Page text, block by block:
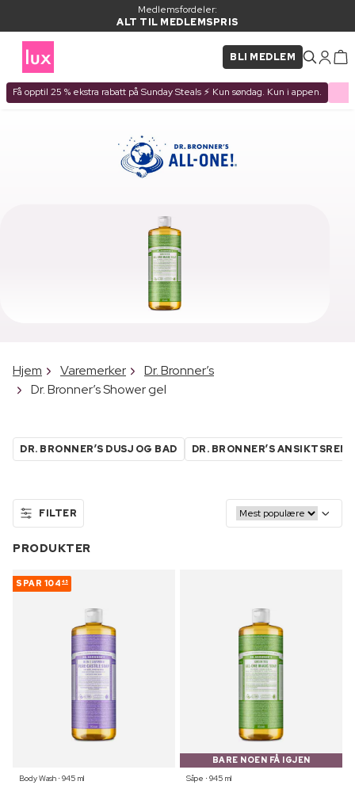
Medlemsfordeler:
ALT TIL MEDLEMSPRIS
BLI MEDLEM
Få opptil 25 % ekstra rabatt på Sunday Steals ⚡ Kun søndag. Kun i appen.
Hjem Varemerker
Dr. Bronner’s
Dr. Bronner’s Shower gel
DR. BRONNER’S DUSJ OG BAD DR. BRONNER’S
FILTER
PRODUKTER
SPAR 104 45
Body Wash ⋅ 945 ml
BARE NOEN FÅ IGJEN
Såpe ⋅ 945 ml